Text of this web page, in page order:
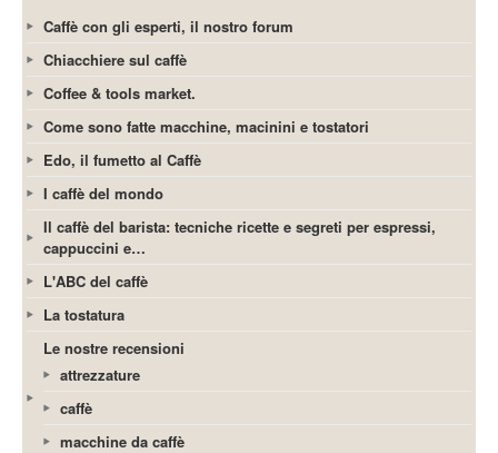
Caffè con gli esperti, il nostro forum
Chiacchiere sul caffè
Coffee & tools market.
Come sono fatte macchine, macinini e tostatori
Edo, il fumetto al Caffè
I caffè del mondo
Il caffè del barista: tecniche ricette e segreti per espressi,
cappuccini e…
L'ABC del caffè
La tostatura
Le nostre recensioni
attrezzature
caffè
macchine da caffè